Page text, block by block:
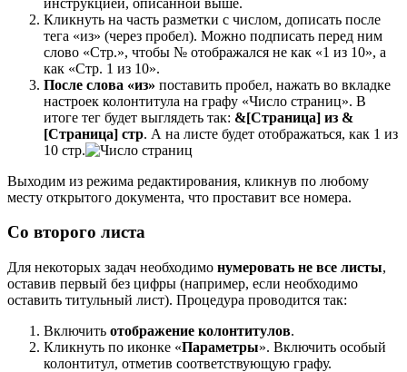
Кликнуть на часть разметки с числом, дописать после
тега «из» (через пробел). Можно подписать перед ним
слово «Стр.», чтобы № отображался не как «1 из 10», а
как «Стр. 1 из 10».
После слова «из» поставить пробел, нажать во вкладке
настроек колонтитула на графу «Число страниц». В
итоге тег будет выглядеть так: &[Страница] из &
[Страница] стр. А на листе будет отображаться, как 1 из
10 стр.
Выходим из режима редактирования, кликнув по любому
месту открытого документа, что проставит все номера.
Со второго листа
Для некоторых задач необходимо нумеровать не все листы,
оставив первый без цифры (например, если необходимо
оставить титульный лист). Процедура проводится так:
Включить отображение колонтитулов.
Кликнуть по иконке «Параметры». Включить особый
колонтитул, отметив соответствующую графу.